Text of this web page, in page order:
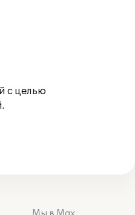
с целью